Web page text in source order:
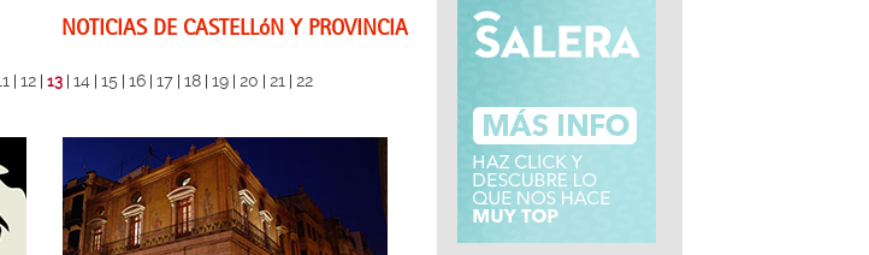
NOTICIAS DE CASTELLóN Y PROVINCIA
| 12| 13| 14| 15| 16| 17| 18| 19| 20 21| 22